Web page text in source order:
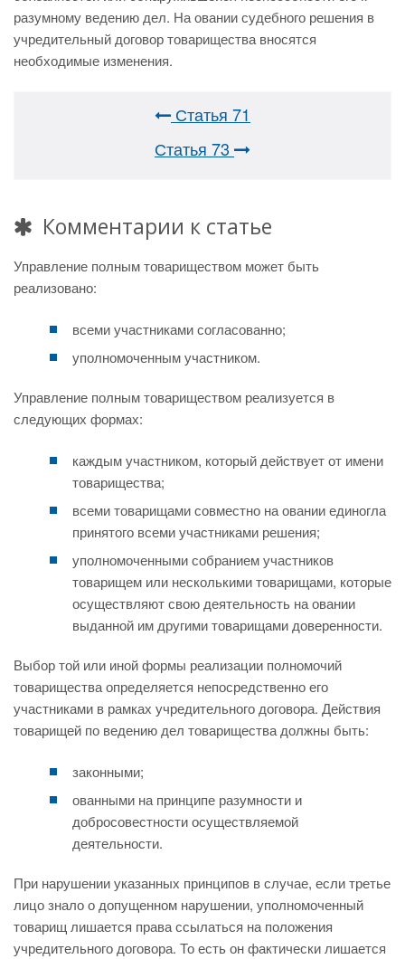
разумному ведению дел. На овании судебного решения в
учредительный договор товарищества вносятся
необходимые изменения.
Статья 71
Статья 73
Комментарии к статье
Управление полным товариществом может быть
реализовано:
всеми участниками согласованно;
уполномоченным участником.
Управление полным товариществом реализуется в
следующих формах:
каждым участником, который действует от имени
товарищества;
всеми товарищами совместно на овании единогла
принятого всеми участниками решения;
уполномоченными собранием участников
товарищем или несколькими товарищами, которые
осуществляют свою деятельность на овании
выданной им другими товарищами доверенности.
Выбор той или иной формы реализации полномочий
товарищества определяется непосредственно его
участниками в рамках учредительного договора. Действия
товарищей по ведению дел товарищества должны быть:
законными;
ованными на принципе разумности и
добросовестности осуществляемой
деятельности.
При нарушении указанных принципов в случае, если третье
лицо знало о допущенном нарушении, уполномоченный
товарищ лишается права ссылаться на положения
учредительного договора. То есть он фактически лишается